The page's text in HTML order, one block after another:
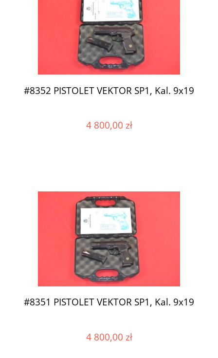
#8352 PISTOLET VEKTOR SP1, Kal. 9x19
4 800,00 zł
#8351 PISTOLET VEKTOR SP1, Kal. 9x19
4 800,00 zł